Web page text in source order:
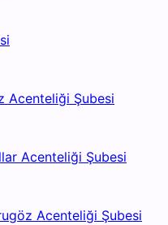
Acenteliği Şubesi
Acenteliği Şubesi
Acenteliği Şubesi